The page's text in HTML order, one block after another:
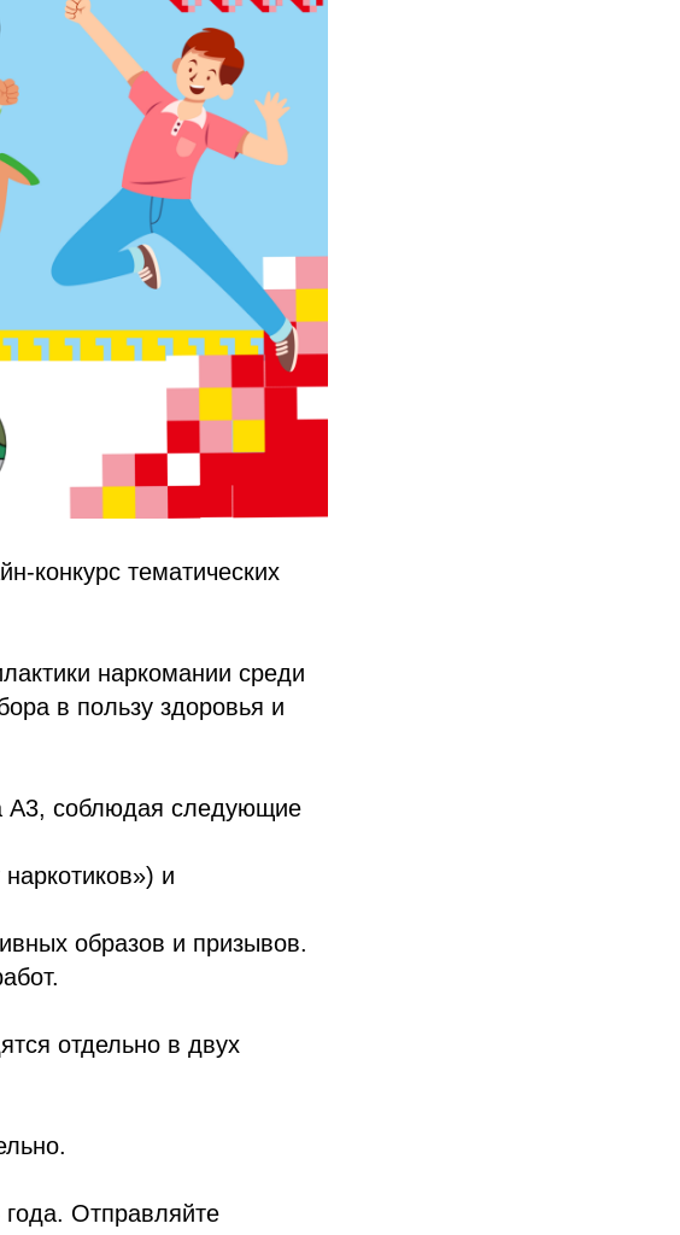
конкурс тематических
наркомании среди
в пользу здоровья и
A3, соблюдая следующие
и
образов и призывов.
отдельно в двух
Отправляйте